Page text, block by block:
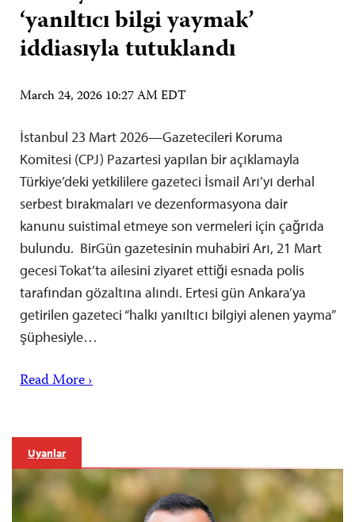
‘yanıltıcı bilgi yaymak’
iddiasıyla tutuklandı
March 24, 2026 10:27 AM EDT
İstanbul 23 Mart 2026—Gazetecileri Koruma
Komitesi (CPJ) Pazartesi yapılan bir açıklamayla
Türkiye’deki yetkililere gazeteci İsmail Arı’yı derhal
serbest bırakmaları ve dezenformasyona dair
kanunu suistimal etmeye son vermeleri için çağrıda
bulundu. BirGün gazetesinin muhabiri Arı, 21 Mart
gecesi Tokat’ta ailesini ziyaret ettiği esnada polis
tarafından gözaltına alındı. Ertesi gün Ankara’ya
getirilen gazeteci “halkı yanıltıcı bilgiyi alenen yayma”
şüphesiyle…
Read More ›
Uyarılar